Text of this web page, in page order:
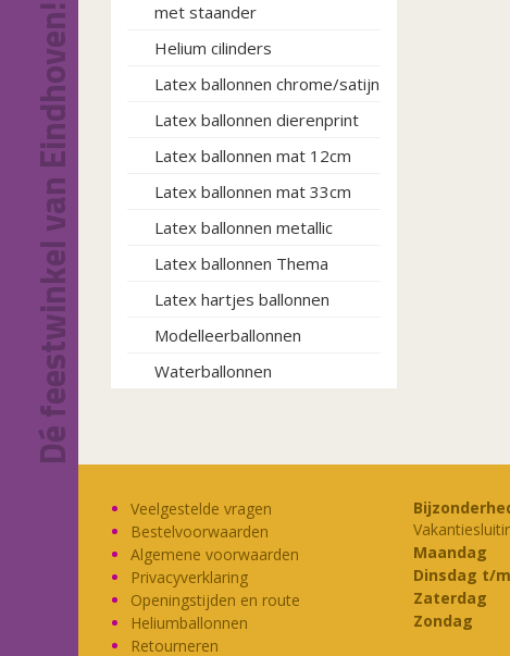
met staander
Helium cilinders
Latex ballonnen chrome/satijn
Latex ballonnen dierenprint
Latex ballonnen mat 12cm
Latex ballonnen mat 33cm
Latex ballonnen metallic
Latex ballonnen Thema
Latex hartjes ballonnen
Modelleerballonnen
Waterballonnen
Dé feestwinkel van Eindhoven!
Veelgestelde vragen
Bestelvoorwaarden
Algemene voorwaarden
Privacyverklaring
Openingstijden en route
Heliumballonnen
Retourneren
Maandag
Dinsdag t/
Zaterdag
Zondag